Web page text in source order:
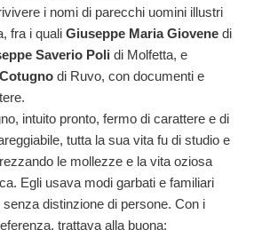
i nomi di parecchi uomini illustri
fra i quali Giuseppe Maria Giovenedi
Saverio Poli di Molfetta, e
di Ruvo, con documenti e
intuito pronto, fermo di carattere e di
tutta la sua vita fu di studio e
le mollezze e la vita oziosa
Egli usava modi garbati e familiari
distinzione di persone. Con i
trattava alla buona;